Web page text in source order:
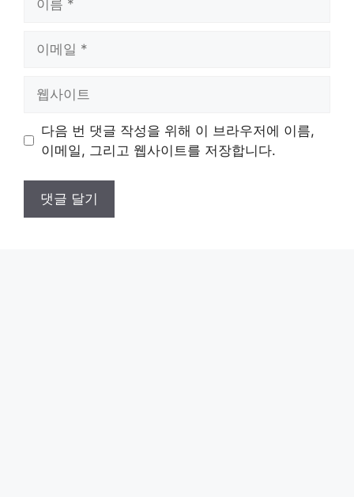
트
다음 번 댓글 작성을 위해 이 브라우저에 이름,
이메일, 그리고 웹사이트를 저장합니다.